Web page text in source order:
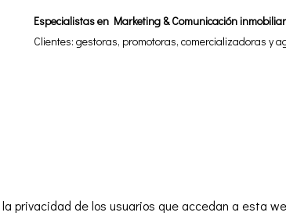
Especialistas en Marketing & Comunicación
Clientes: gestoras, promotoras, comercializadoras y
la privacidad de los usuarios que accedan a esta